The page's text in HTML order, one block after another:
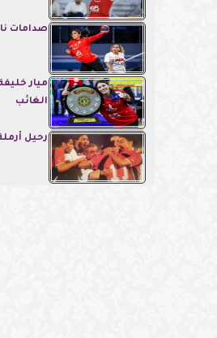
صدامات
ميار
الغائب
رحيل